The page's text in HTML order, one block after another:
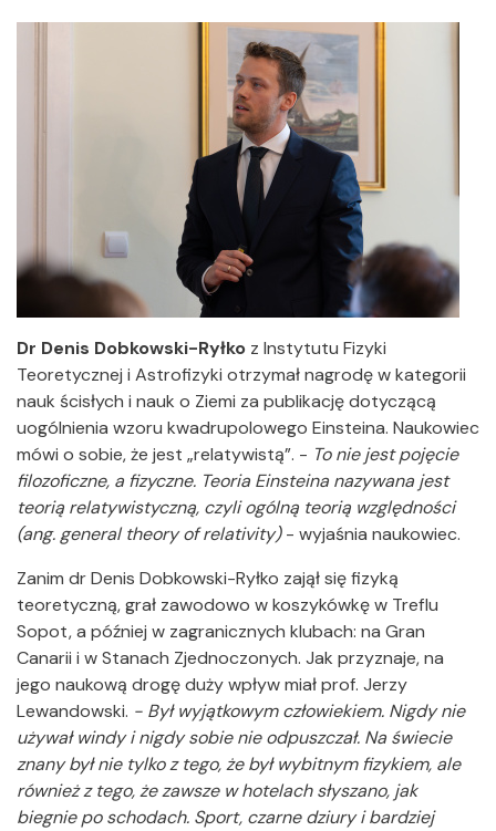
Dr Denis Dobkowski-Ryłko z Instytutu Fizyki
Teoretycznej i Astrofizyki otrzymał nagrodę w kategorii
nauk ścisłych i nauk o Ziemi za publikację dotyczącą
uogólnienia wzoru kwadrupolowego Einsteina. Naukowiec
mówi o sobie, że jest „relatywistą”. - To nie jest pojęcie
filozoficzne, a fizyczne. Teoria Einsteina nazywana jest
teorią relatywistyczną, czyli ogólną teorią względności
(ang. general theory of relativity)- wyjaśnia naukowiec.
Zanim dr Denis Dobkowski-Ryłko zajął się fizyką
teoretyczną, grał zawodowo w koszykówkę w Treflu
Sopot, a później w zagranicznych klubach: na Gran
Canarii i w Stanach Zjednoczonych. Jak przyznaje, na
jego naukową drogę duży wpływ miał prof. Jerzy
Lewandowski. - Był wyjątkowym człowiekiem. Nigdy nie
używał windy i nigdy sobie nie odpuszczał. Na świecie
znany był nie tylko z tego, że był wybitnym fizykiem, ale
również z tego, że zawsze w hotelach słyszano, jak
biegnie po schodach. Sport, czarne dziury i bardziej